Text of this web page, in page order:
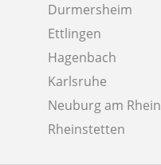
Durmersheim
Ettlingen
Hagenbach
Karlsruhe
Neuburg am Rhein
Rheinstetten